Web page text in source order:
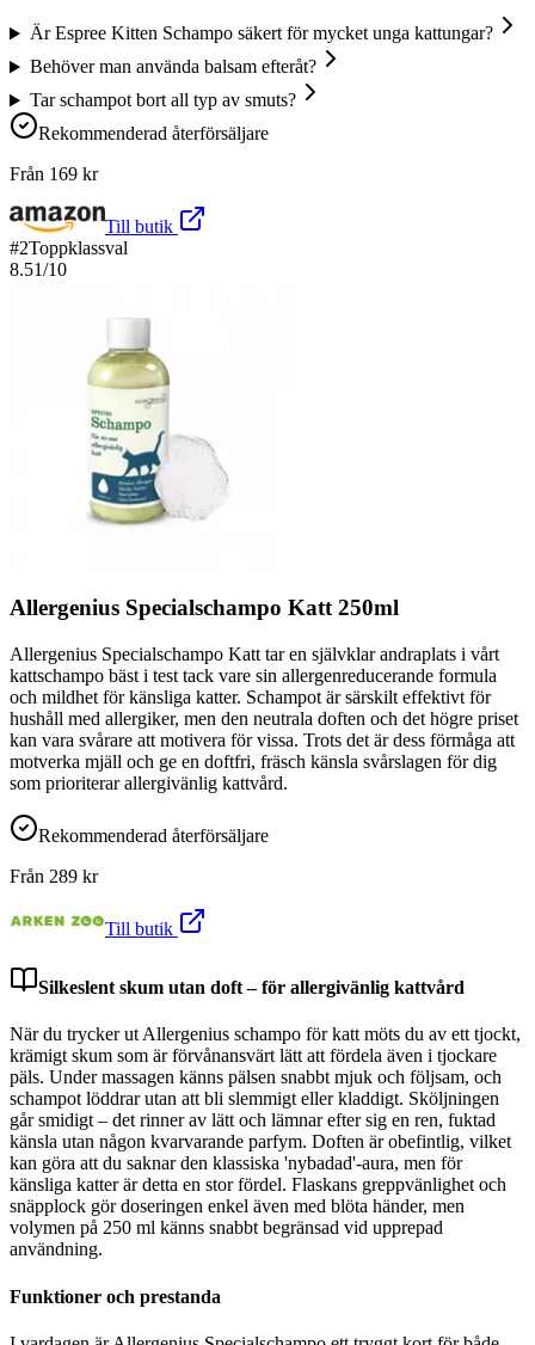
Är Espree Kitten Schampo säkert för mycket unga kattungar?
Behöver man använda balsam efteråt?
Tar schampot bort all typ av smuts?
Rekommenderad återförsäljare
Från 169 kr
Till butik
#2Toppklassval
8.51/10
Allergenius Specialschampo Katt 250ml
Allergenius Specialschampo Katt tar en självklar andraplats i vårt
kattschampo bäst i test tack vare sin allergenreducerande formula
och mildhet för känsliga katter. Schampot är särskilt effektivt för
hushåll med allergiker, men den neutrala doften och det högre priset
kan vara svårare att motivera för vissa. Trots det är dess förmåga att
motverka mjäll och ge en doftfri, fräsch känsla svårslagen för dig
som prioriterar allergivänlig kattvård.
Rekommenderad återförsäljare
Från 289 kr
Till butik
Silkeslent skum utan doft – för allergivänlig kattvård
När du trycker ut Allergenius schampo för katt möts du av ett tjockt,
krämigt skum som är förvånansvärt lätt att fördela även i tjockare
päls. Under massagen känns pälsen snabbt mjuk och följsam, och
schampot löddrar utan att bli slemmigt eller kladdigt. Sköljningen
går smidigt – det rinner av lätt och lämnar efter sig en ren, fuktad
känsla utan någon kvarvarande parfym. Doften är obefintlig, vilket
kan göra att du saknar den klassiska 'nybadad'-aura, men för
känsliga katter är detta en stor fördel. Flaskans greppvänlighet och
snäpplock gör doseringen enkel även med blöta händer, men
volymen på 250 ml känns snabbt begränsad vid upprepad
användning.
Funktioner och prestanda